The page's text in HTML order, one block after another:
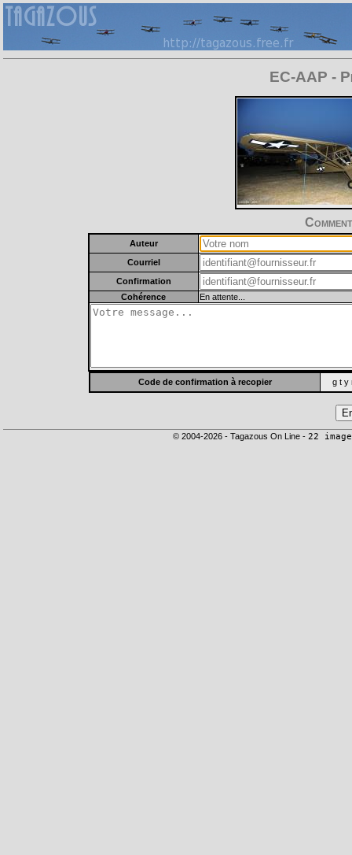
EC-AAP -
Auteur
Courriel
Confirmation
Cohérence
En attente...
Code de confirmation à recopier g t y
© 2004-2026 - Tagazous On Line - 22